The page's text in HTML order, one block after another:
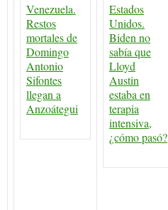
Venezuela.
Restos
mortales de
Domingo
Antonio
Sifontes
llegan a
Anzoátegui
Estados
Unidos.
Biden no
sabía que
Lloyd
Austin
estaba en
terapia
intensiva,
¿cómo pasó?